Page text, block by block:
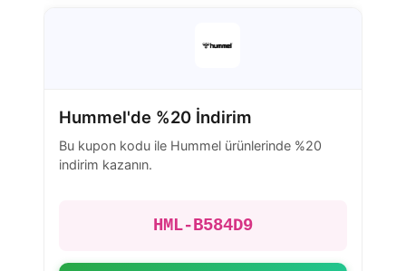
Hummel'de %20 İndirim
Bu kupon kodu ile Hummel ürünlerinde %20
indirim kazanın.
HML-B584D9